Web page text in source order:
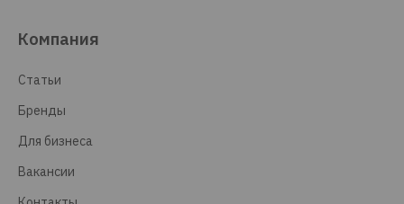
Компания
Статьи
Бренды
Для бизнеса
Вакансии